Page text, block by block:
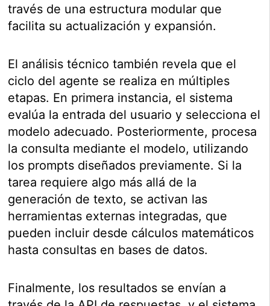
través de una estructura modular que
facilita su actualización y expansión.
El análisis técnico también revela que el
ciclo del agente se realiza en múltiples
etapas. En primera instancia, el sistema
evalúa la entrada del usuario y selecciona el
modelo adecuado. Posteriormente, procesa
la consulta mediante el modelo, utilizando
los prompts diseñados previamente. Si la
tarea requiere algo más allá de la
generación de texto, se activan las
herramientas externas integradas, que
pueden incluir desde cálculos matemáticos
hasta consultas en bases de datos.
Finalmente, los resultados se envían a